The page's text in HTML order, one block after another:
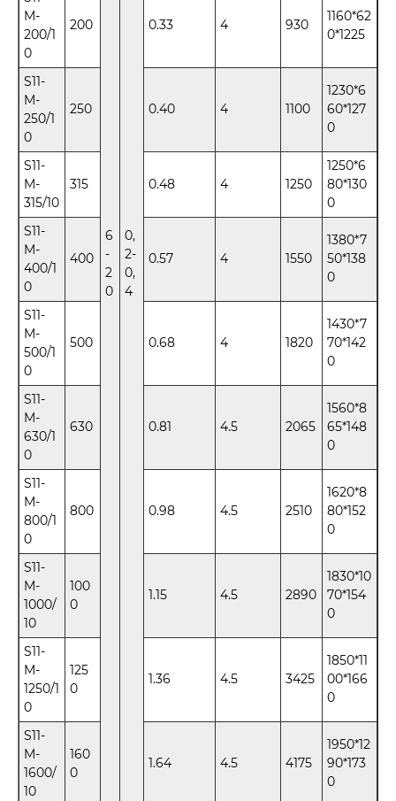
6
-
2
0
0,
2-
0,
4
M-
200/1
0
200 0.33 4 930
1160*62
0*1225
S11-
M-
250/1
0
250 0.40 4 1100
1230*6
60*127
0
S11-
M-
315/10
315 0.48 4 1250
1250*6
80*130
0
S11-
M-
400/1
0
400 0.57 4 1550
1380*7
50*138
0
S11-
M-
500/1
0
500 0.68 4 1820
1430*7
70*142
0
S11-
M-
630/1
0
630 0.81 4.5 2065
1560*8
65*148
0
S11-
M-
800/1
0
800 0.98 4.5 2510
1620*8
80*152
0
S11-
M-
1000/
10
100
0
1.15 4.5 2890
1830*10
70*154
0
S11-
M-
1250/1
0
125
0
1.36 4.5 3425
1850*11
00*166
0
S11-
M-
1600/
10
160
0
1.64 4.5 4175
1950*12
90*173
0